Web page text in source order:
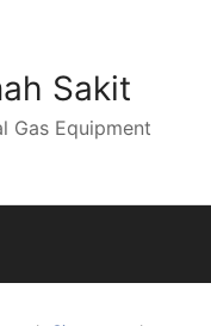
Sakit
Gas Equipment